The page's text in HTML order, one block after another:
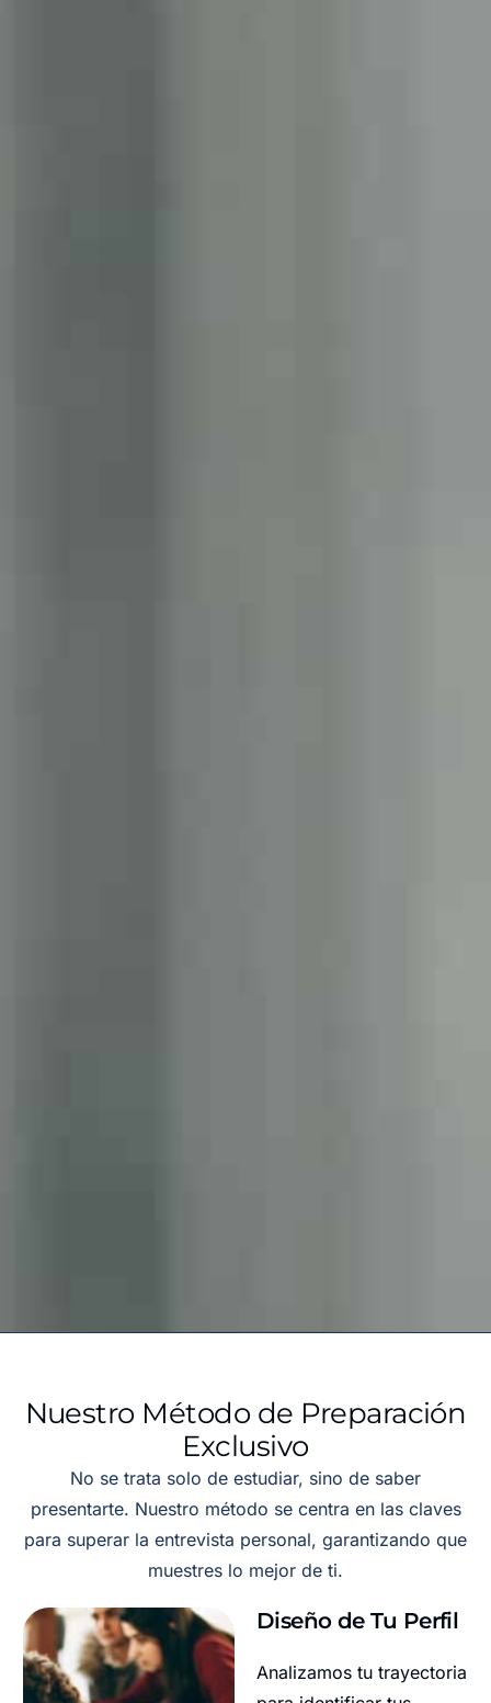
Nuestro Método de Preparación
Exclusivo
No se trata solo de estudiar, sino de saber
presentarte. Nuestro método se centra en las claves
para superar la entrevista personal, garantizando que
muestres lo mejor de ti.
Diseño de Tu Perfil
Analizamos tu trayectoria